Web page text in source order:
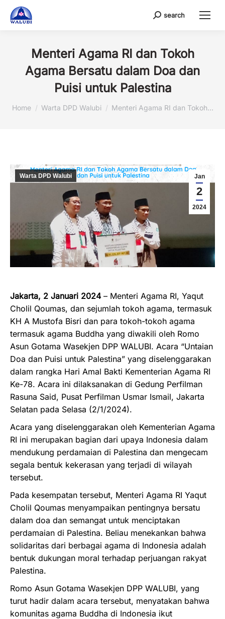
Search:
search
Menteri Agama RI dan Tokoh
Agama Bersatu dalam Doa dan
Puisi untuk Palestina
You are here:
Home Warta DPD Walubi Menteri Agama RI dan Tokoh…
Jan
2
2024
Warta DPD Walubi
Jakarta, 2 Januari 2024 – Menteri Agama RI, Yaqut
Cholil Qoumas, dan sejumlah tokoh agama, termasuk
KH A Mustofa Bisri dan para tokoh-tokoh agama
termasuk agama Buddha yang diwakili oleh Romo
Asun Gotama Wasekjen DPP WALUBI. Acara “Untaian
Doa dan Puisi untuk Palestina” yang diselenggarakan
dalam rangka Hari Amal Bakti Kementerian Agama RI
Ke-78. Acara ini dilaksanakan di Gedung Perfilman
Rasuna Said, Pusat Perfilman Usmar Ismail, Jakarta
Selatan pada Selasa (2/1/2024).
Acara yang diselenggarakan oleh Kementerian Agama
RI ini merupakan bagian dari upaya Indonesia dalam
mendukung perdamaian di Palestina dan mengecam
segala bentuk kekerasan yang terjadi di wilayah
tersebut.
Pada kesempatan tersebut, Menteri Agama RI Yaqut
Cholil Qoumas menyampaikan pentingnya bersatu
dalam doa dan semangat untuk menciptakan
perdamaian di Palestina. Beliau menekankan bahwa
solidaritas dari berbagai agama di Indonesia adalah
bentuk dukungan moral terhadap perjuangan rakyat
Palestina.
Romo Asun Gotama Wasekjen DPP WALUBI, yang
turut hadir dalam acara tersebut, menyatakan bahwa
komunitas agama Buddha di Indonesia ikut